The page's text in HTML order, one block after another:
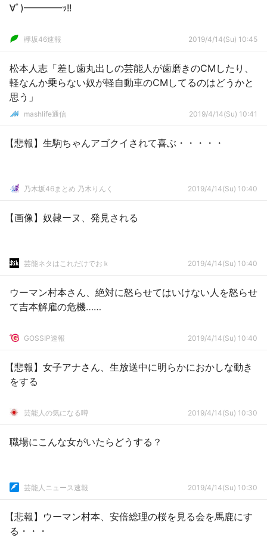
∀ﾟ)━━━━ｯ!!
欅坂46速報 2019/4/14(Su) 10:45
松本人志「差し歯丸出しの芸能人が歯磨きのCMしたり、
軽なんか乗らない奴が軽自動車のCMしてるのはどうかと
思う」
mashlife通信 2019/4/14(Su) 10:41
【悲報】生駒ちゃんアゴクイされて喜ぶ・・・・・
乃木坂46まとめ 乃木りんく 2019/4/14(Su) 10:40
【画像】奴隷ーヌ、発見される
芸能ネタはこれだけでおｋ 2019/4/14(Su) 10:40
ウーマン村本さん、絶対に怒らせてはいけない人を怒らせ
て吉本解雇の危機……
GOSSIP速報 2019/4/14(Su) 10:40
【悲報】女子アナさん、生放送中に明らかにおかしな動き
をする
芸能人の気になる噂 2019/4/14(Su) 10:30
職場にこんな女がいたらどうする？
芸能人ニュース速報 2019/4/14(Su) 10:30
【悲報】ウーマン村本、安倍総理の桜を見る会を馬鹿にす
る・・・